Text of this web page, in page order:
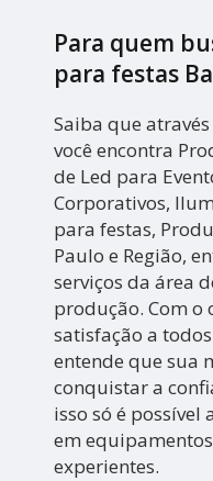
Para quem
para festas
Saiba que
você encontra
de Led para
Corporativos,
para festas,
Paulo e Região,
serviços da área
produção. Com o
satisfação a
entende que sua
conquistar a
isso só é possível
em
experientes.